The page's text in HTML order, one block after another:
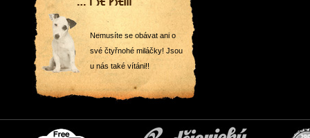
Nemusíte se obávat ani o
své čtyřnohé miláčky! Jsou
u nás také vítáni!!